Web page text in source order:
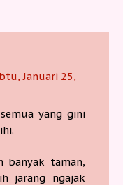
Januari 25,
yang gini
banyak taman,
jarang ngajak